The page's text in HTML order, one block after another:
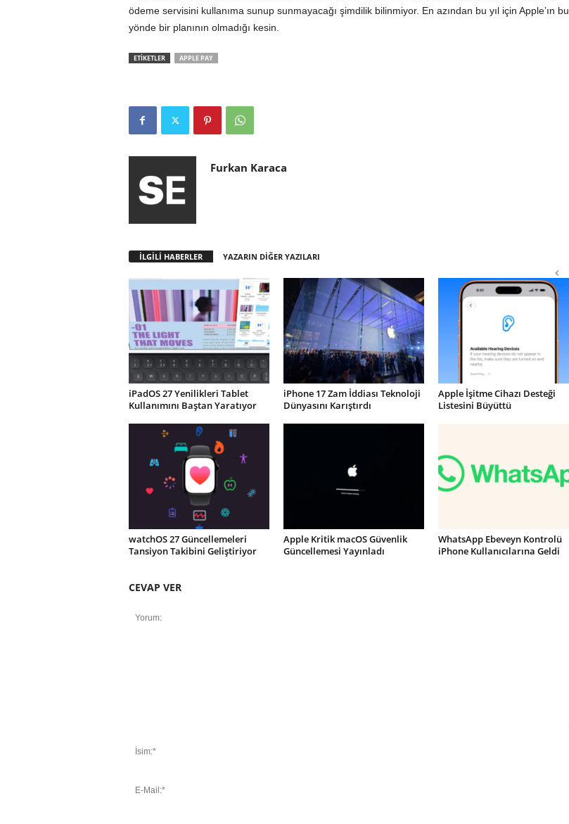
ödeme servisini kullanıma sunup sunmayacağı şimdilik bilinmiyor. En azından bu yıl için Apple’ın bu
yönde bir planının olmadığı kesin.
ETİKETLER APPLE PAY
Furkan Karaca
İLGİLİ HABERLER YAZARIN DİĞER YAZILARI
iPadOS 27 Yenilikleri Tablet
Kullanımını Baştan Yaratıyor
iPhone 17 Zam İddiası Teknoloji
Dünyasını Karıştırdı
Apple İşitme Cihazı Desteği
Listesini Büyüttü
watchOS 27 Güncellemeleri
Tansiyon Takibini Geliştiriyor
Apple Kritik macOS Güvenlik
Güncellemesi Yayınladı
WhatsApp Ebeveyn Kontrolü
iPhone Kullanıcılarına Geldi
CEVAP VER